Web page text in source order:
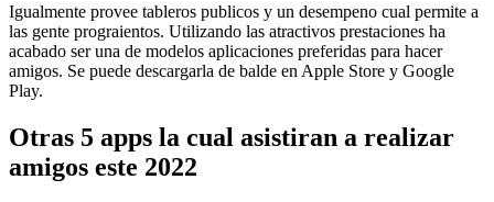
Igualmente provee tableros publicos y un desempeno cual permite a
las gente prograientos. Utilizando las atractivos prestaciones ha
acabado ser una de modelos aplicaciones preferidas para hacer
amigos. Se puede descargarla de balde en Apple Store y Google
Play.
Otras 5 apps la cual asistiran a realizar
amigos este 2022